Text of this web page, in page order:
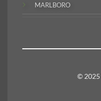
MARLBORO
© 2025